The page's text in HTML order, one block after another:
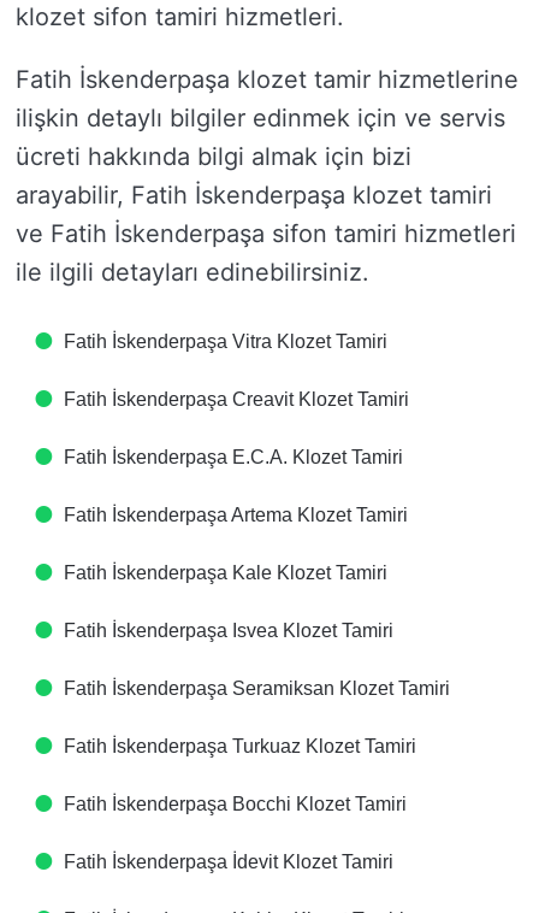
klozet sifon tamiri hizmetleri.
Fatih İskenderpaşa klozet tamir hizmetlerine
ilişkin detaylı bilgiler edinmek için ve servis
ücreti hakkında bilgi almak için bizi
arayabilir, Fatih İskenderpaşa klozet tamiri
ve Fatih İskenderpaşa sifon tamiri hizmetleri
ile ilgili detayları edinebilirsiniz.
Fatih İskenderpaşa Vitra Klozet Tamiri
Fatih İskenderpaşa Creavit Klozet Tamiri
Fatih İskenderpaşa E.C.A. Klozet Tamiri
Fatih İskenderpaşa Artema Klozet Tamiri
Fatih İskenderpaşa Kale Klozet Tamiri
Fatih İskenderpaşa Isvea Klozet Tamiri
Fatih İskenderpaşa Seramiksan Klozet Tamiri
Fatih İskenderpaşa Turkuaz Klozet Tamiri
Fatih İskenderpaşa Bocchi Klozet Tamiri
Fatih İskenderpaşa İdevit Klozet Tamiri